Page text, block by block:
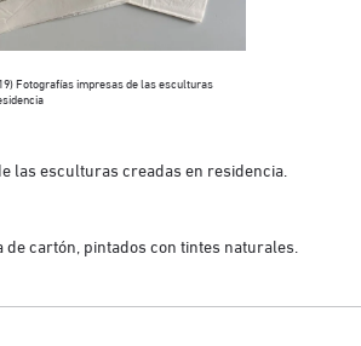
Fotografías impresas de las esculturas
las esculturas creadas en residencia.
cartón, pintados con tintes naturales.